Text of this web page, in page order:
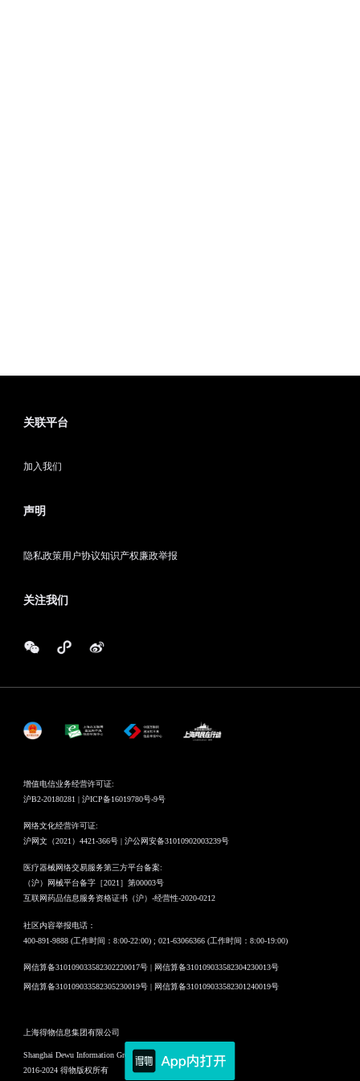
关联平台
加入我们
声明
隐私政策用户协议知识产权廉政举报
关注我们
增值电信业务经营许可证:
沪B2-20180281 | 沪ICP备16019780号-9号
网络文化经营许可证:
沪网文（2021）4421-366号 | 沪公网安备31010902003239号
医疗器械网络交易服务第三方平台备案:
（沪）网械平台备字［2021］第00003号
互联网药品信息服务资格证书（沪）-经营性-2020-0212
社区内容举报电话：
400-891-9888 (工作时间：8:00-22:00) ; 021-63066366 (工作时间：8:00-19:00)
网信算备310109033582302220017号 | 网信算备310109033582304230013号
网信算备310109033582305230019号 | 网信算备310109033582301240019号
上海得物信息集团有限公司
Shanghai Dewu Information Group Co., Ltd.
2016-2024 得物版权所有